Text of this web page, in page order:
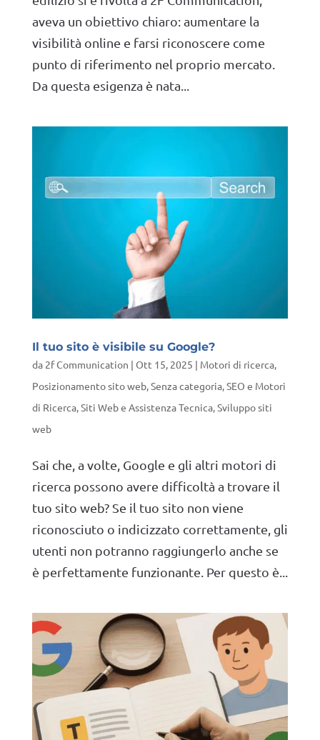
aveva un obiettivo chiaro: aumentare la
visibilità online e farsi riconoscere come
punto di riferimento nel proprio mercato.
Da questa esigenza è nata...
Il tuo sito è visibile su Google?
da 2f Communication | Ott 15, 2025 | Motori di ricerca,
Posizionamento sito web,Senza categoria,SEO e Motori
di Ricerca,Siti Web e Assistenza Tecnica,Sviluppo siti
web
Sai che, a volte, Google e gli altri motori di
ricerca possono avere difficoltà a trovare il
tuo sito web? Se il tuo sito non viene
riconosciuto o indicizzato correttamente, gli
utenti non potranno raggiungerlo anche se
è perfettamente funzionante. Per questo è...